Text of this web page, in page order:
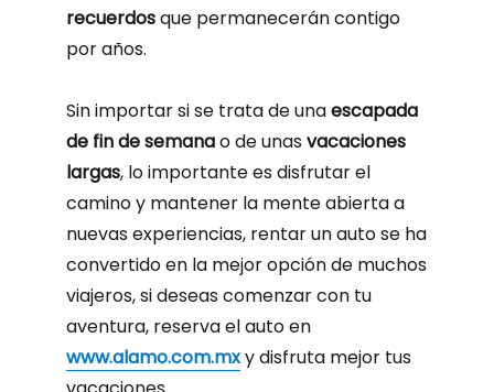
recuerdosque permanecerán contigo
por años.
Sin importar si se trata de unaescapada
de fin de semanao de unasvacaciones
largas, lo importante es disfrutar el
camino y mantener la mente abierta a
nuevas experiencias, rentar un auto se ha
convertido en la mejor opción de muchos
viajeros, si deseas comenzar con tu
aventura, reserva el auto en
www.alamo.com.mxy disfruta mejor tus